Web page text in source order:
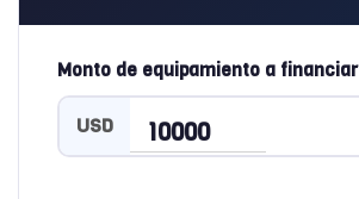
Monto de equipamiento a financiar
USD